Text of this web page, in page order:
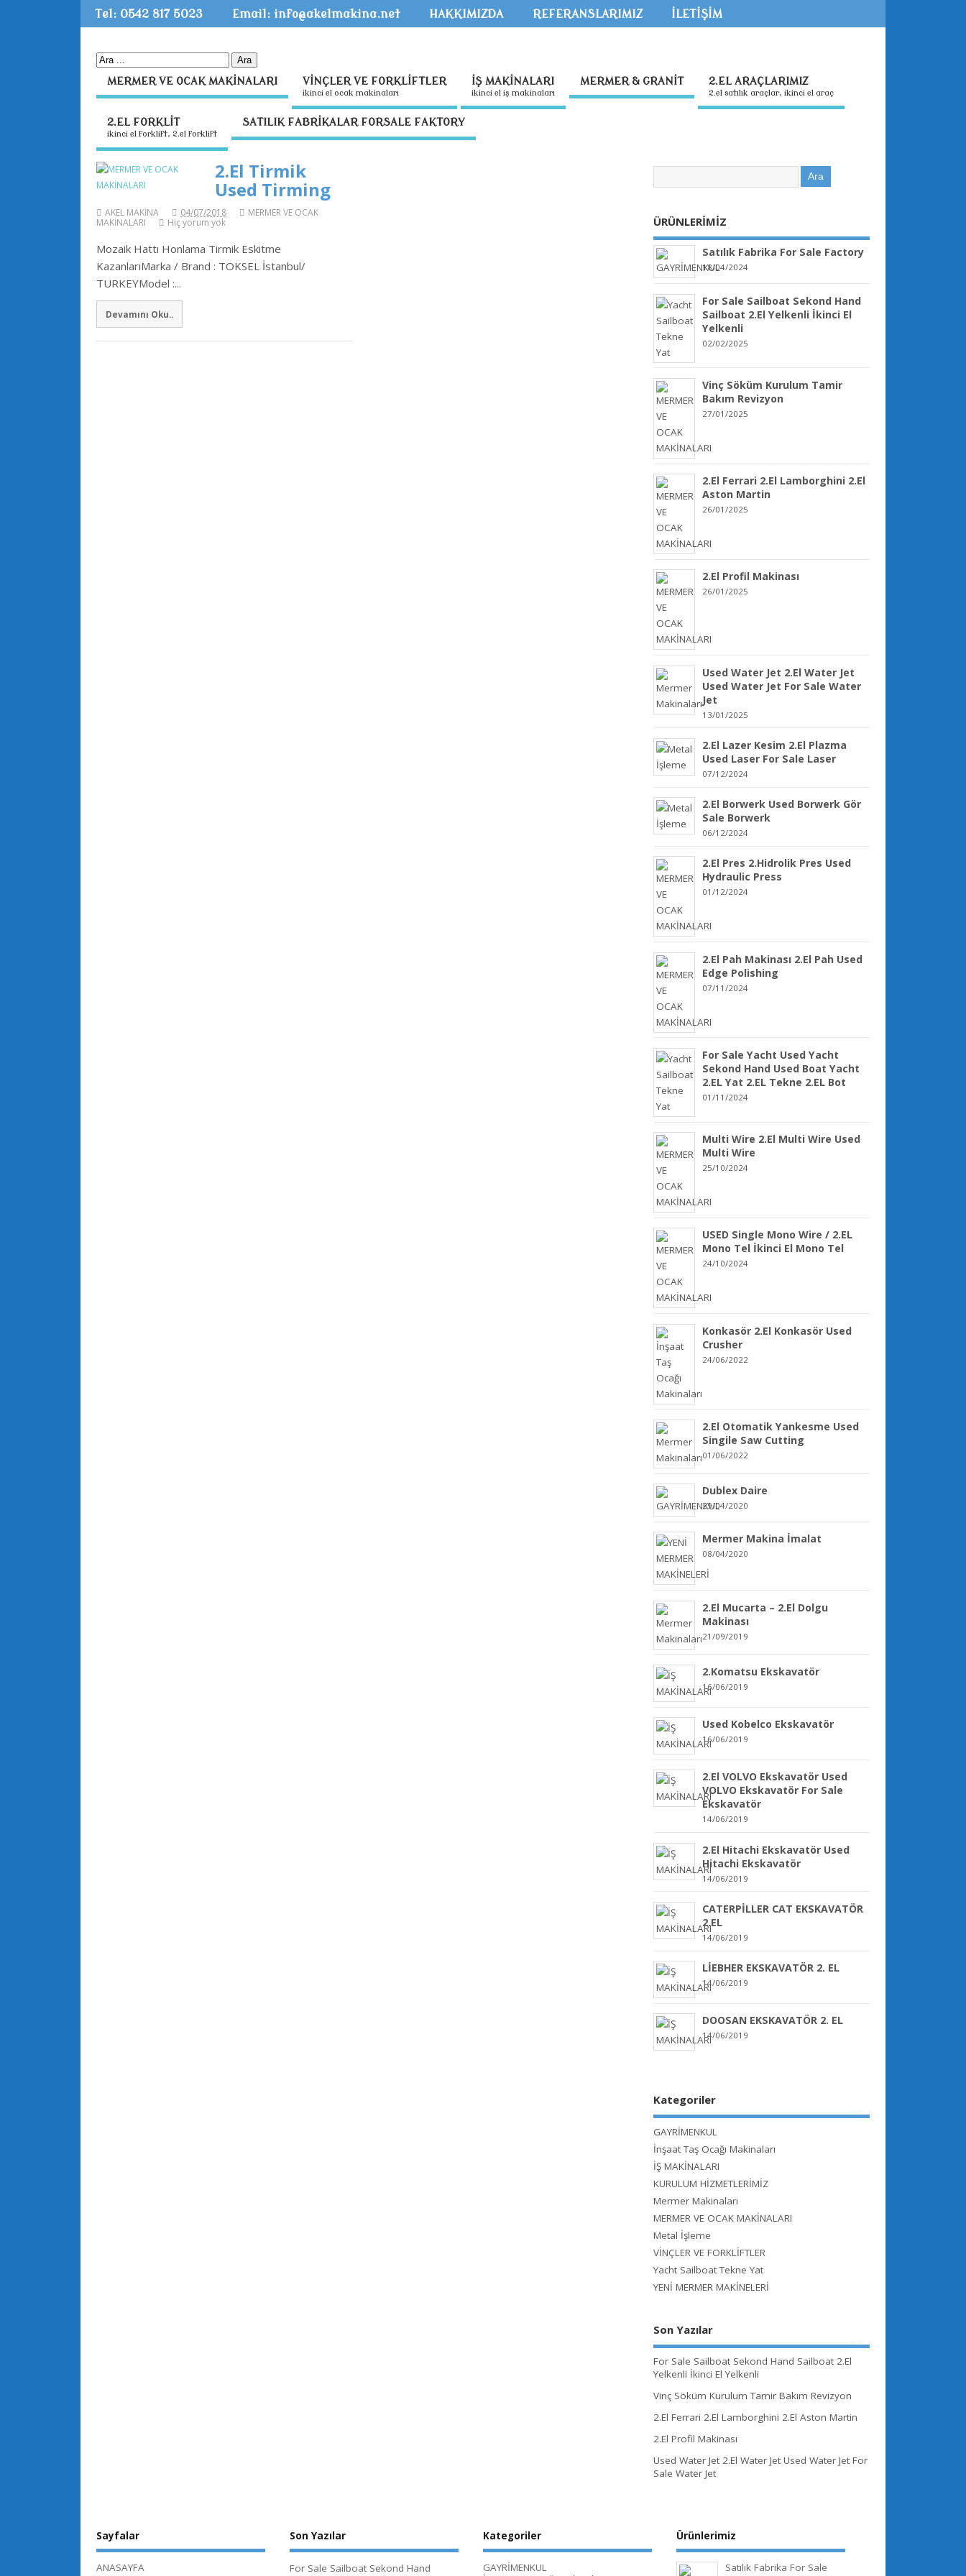
Tel: 0542 817 5023 Email: info@akelmakina.net HAKKIMIZDA REFERANSLARIMIZ İLETİŞİM
MERMER VE OCAK MAKİNALARI VİNÇLER VE FORKLİFTLER
i̇ki̇nci̇ el ocak maki̇nalari
İŞ MAKİNALARI
i̇ki̇nci̇ el i̇ş maki̇nalari
MERMER & GRANİT 2.EL ARAÇLARIMIZ
2.el satılık araçlar, ikinci el araç
2.EL FORKLİT
ikinci el forklift, 2.el forklift
SATILIK FABRİKALAR FORSALE FAKTORY
2.El Tirmik
Used Tirming
AKEL MAKİNA 04/07/2018
MERMER VE OCAK
MAKİNALARI
Hiç yorum yok
Mozaik Hattı Honlama Tirmik Eskitme
KazanlarıMarka / Brand : TOKSEL İstanbul/
TURKEYModel :...
Devamını Oku..
ÜRÜNLERİMİZ
Satılık Fabrika For Sale Factory
18/04/2024
For Sale Sailboat Sekond Hand
Sailboat 2.El Yelkenli İkinci El
Yelkenli
02/02/2025
Vinç Söküm Kurulum Tamir
Bakım Revizyon
27/01/2025
2.El Ferrari 2.El Lamborghini 2.El
Aston Martin
26/01/2025
2.El Profil Makinası
26/01/2025
Used Water Jet 2.El Water Jet
Used Water Jet For Sale Water
Jet
13/01/2025
2.El Lazer Kesim 2.El Plazma
Used Laser For Sale Laser
07/12/2024
2.El Borwerk Used Borwerk Gör
Sale Borwerk
06/12/2024
2.El Pres 2.Hidrolik Pres Used
Hydraulic Press
01/12/2024
2.El Pah Makinası 2.El Pah Used
Edge Polishing
07/11/2024
For Sale Yacht Used Yacht
Sekond Hand Used Boat Yacht
2.EL Yat 2.EL Tekne 2.EL Bot
01/11/2024
Multi Wire 2.El Multi Wire Used
Multi Wire
25/10/2024
USED Single Mono Wire / 2.EL
Mono Tel İkinci El Mono Tel
24/10/2024
Konkasör 2.El Konkasör Used
Crusher
24/06/2022
2.El Otomatik Yankesme Used
Singile Saw Cutting
01/06/2022
Dublex Daire
29/04/2020
Mermer Makina İmalat
08/04/2020
2.El Mucarta – 2.El Dolgu
Makinası
21/09/2019
2.Komatsu Ekskavatör
16/06/2019
Used Kobelco Ekskavatör
16/06/2019
2.El VOLVO Ekskavatör Used
VOLVO Ekskavatör For Sale
Ekskavatör
14/06/2019
2.El Hitachi Ekskavatör Used
Hitachi Ekskavatör
14/06/2019
CATERPİLLER CAT EKSKAVATÖR
2.EL
14/06/2019
LİEBHER EKSKAVATÖR 2. EL
14/06/2019
DOOSAN EKSKAVATÖR 2. EL
14/06/2019
Kategoriler
GAYRİMENKUL
İnşaat Taş Ocağı Makinaları
İŞ MAKİNALARI
KURULUM HİZMETLERİMİZ
Mermer Makinaları
MERMER VE OCAK MAKİNALARI
Metal İşleme
VİNÇLER VE FORKLİFTLER
Yacht Sailboat Tekne Yat
YENİ MERMER MAKİNELERİ
Son Yazılar
For Sale Sailboat Sekond Hand Sailboat 2.El
Yelkenli İkinci El Yelkenli
Vinç Söküm Kurulum Tamir Bakım Revizyon
2.El Ferrari 2.El Lamborghini 2.El Aston Martin
2.El Profil Makinası
Used Water Jet 2.El Water Jet Used Water Jet For
Sale Water Jet
Sayfalar
ANASAYFA
Son Yazılar
For Sale Sailboat Sekond Hand
Kategoriler
GAYRİMENKUL
Ürünlerimiz
Satılık Fabrika For Sale